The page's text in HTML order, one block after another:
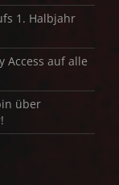
1. Halbjahr
Access auf alle
über